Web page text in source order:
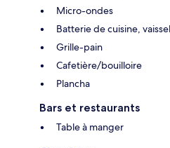
Micro-ondes
Batterie de cuisine,
Grille-pain
Cafetière/bouilloire
Plancha
Bars et restaurants
Table à manger